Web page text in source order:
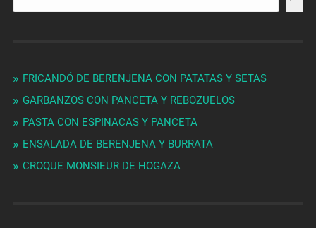
FRICANDÓ DE BERENJENA CON PATATAS Y SETAS
GARBANZOS CON PANCETA Y REBOZUELOS
PASTA CON ESPINACAS Y PANCETA
ENSALADA DE BERENJENA Y BURRATA
CROQUE MONSIEUR DE HOGAZA